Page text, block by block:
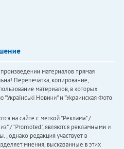
материалов прямая
Перепечатка, копирование,
материалов, в которых
"Українськi Новини" и "Украинская Фото
на сайте с меткой "Реклама" /
/ "Promoted", являются рекламными и
, однако редакция участвует в
мнения, высказанные в этих